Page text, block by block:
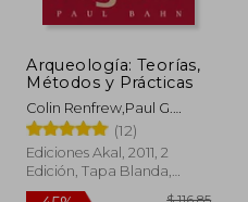
Arqueología: Teorías,
Métodos y Prácticas
Colin Renfrew,Paul G.
Bahn
(12)
Ediciones Akal, 2011, 2
Edición, Tapa Blanda,
Nuevo